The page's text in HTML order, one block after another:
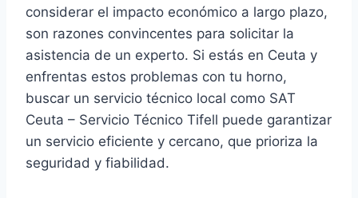
considerar el impacto económico a largo plazo,
son razones convincentes para solicitar la
asistencia de un experto. Si estás en Ceuta y
enfrentas estos problemas con tu horno,
buscar un servicio técnico local como SAT
Ceuta – Servicio Técnico Tifell puede garantizar
un servicio eficiente y cercano, que prioriza la
seguridad y fiabilidad.